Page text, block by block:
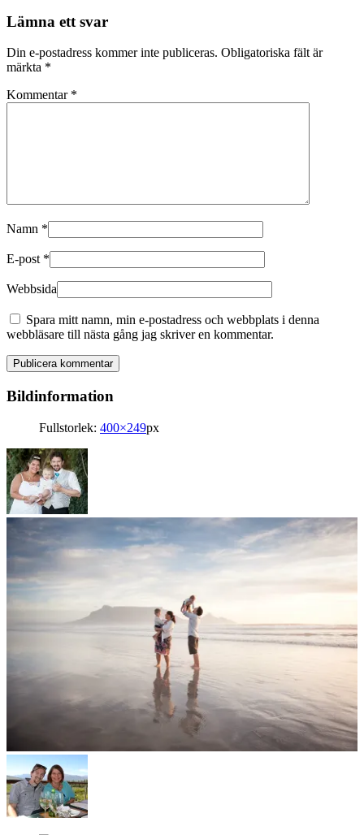
Lämna ett svar
Din e-postadress kommer inte publiceras. Obligatoriska fält är
märkta *
Kommentar *
Namn *
E-post *
Webbsida
Spara mitt namn, min e-postadress och webbplats i denna
webbläsare till nästa gång jag skriver en kommentar.
Bildinformation
Fullstorlek: 400×249px